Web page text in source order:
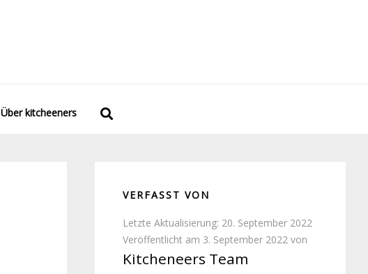
Über kitcheeners
VERFASST VON
Letzte Aktualisierung: 20. September 2022
Veröffentlicht am 3. September 2022 von
Kitcheneers Team